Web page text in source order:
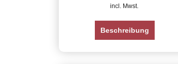
incl. Mwst.
Beschreibung